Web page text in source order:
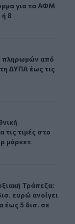
για τα ΑΦΜ
8
ΕΦΚΑ και τη
πληρωμών από
πληρωμών από
ΔΥΠΑ έως τις
τις τιμές στο
τις τιμές στο
μάρκετ
2 δισ.
Τράπεζα:
Τράπεζα:
ευρώ ανοίγει
έως 5 δισ. σε